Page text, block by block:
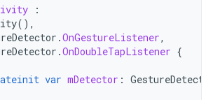
:
(),
.OnGestureListener,
.OnDoubleTapListener {
var mDetector :